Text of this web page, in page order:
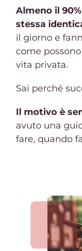
Almeno il
stessa
il giorno e
come
vita privata.
Sai perché
Il motivo è
avuto una
fare, quando